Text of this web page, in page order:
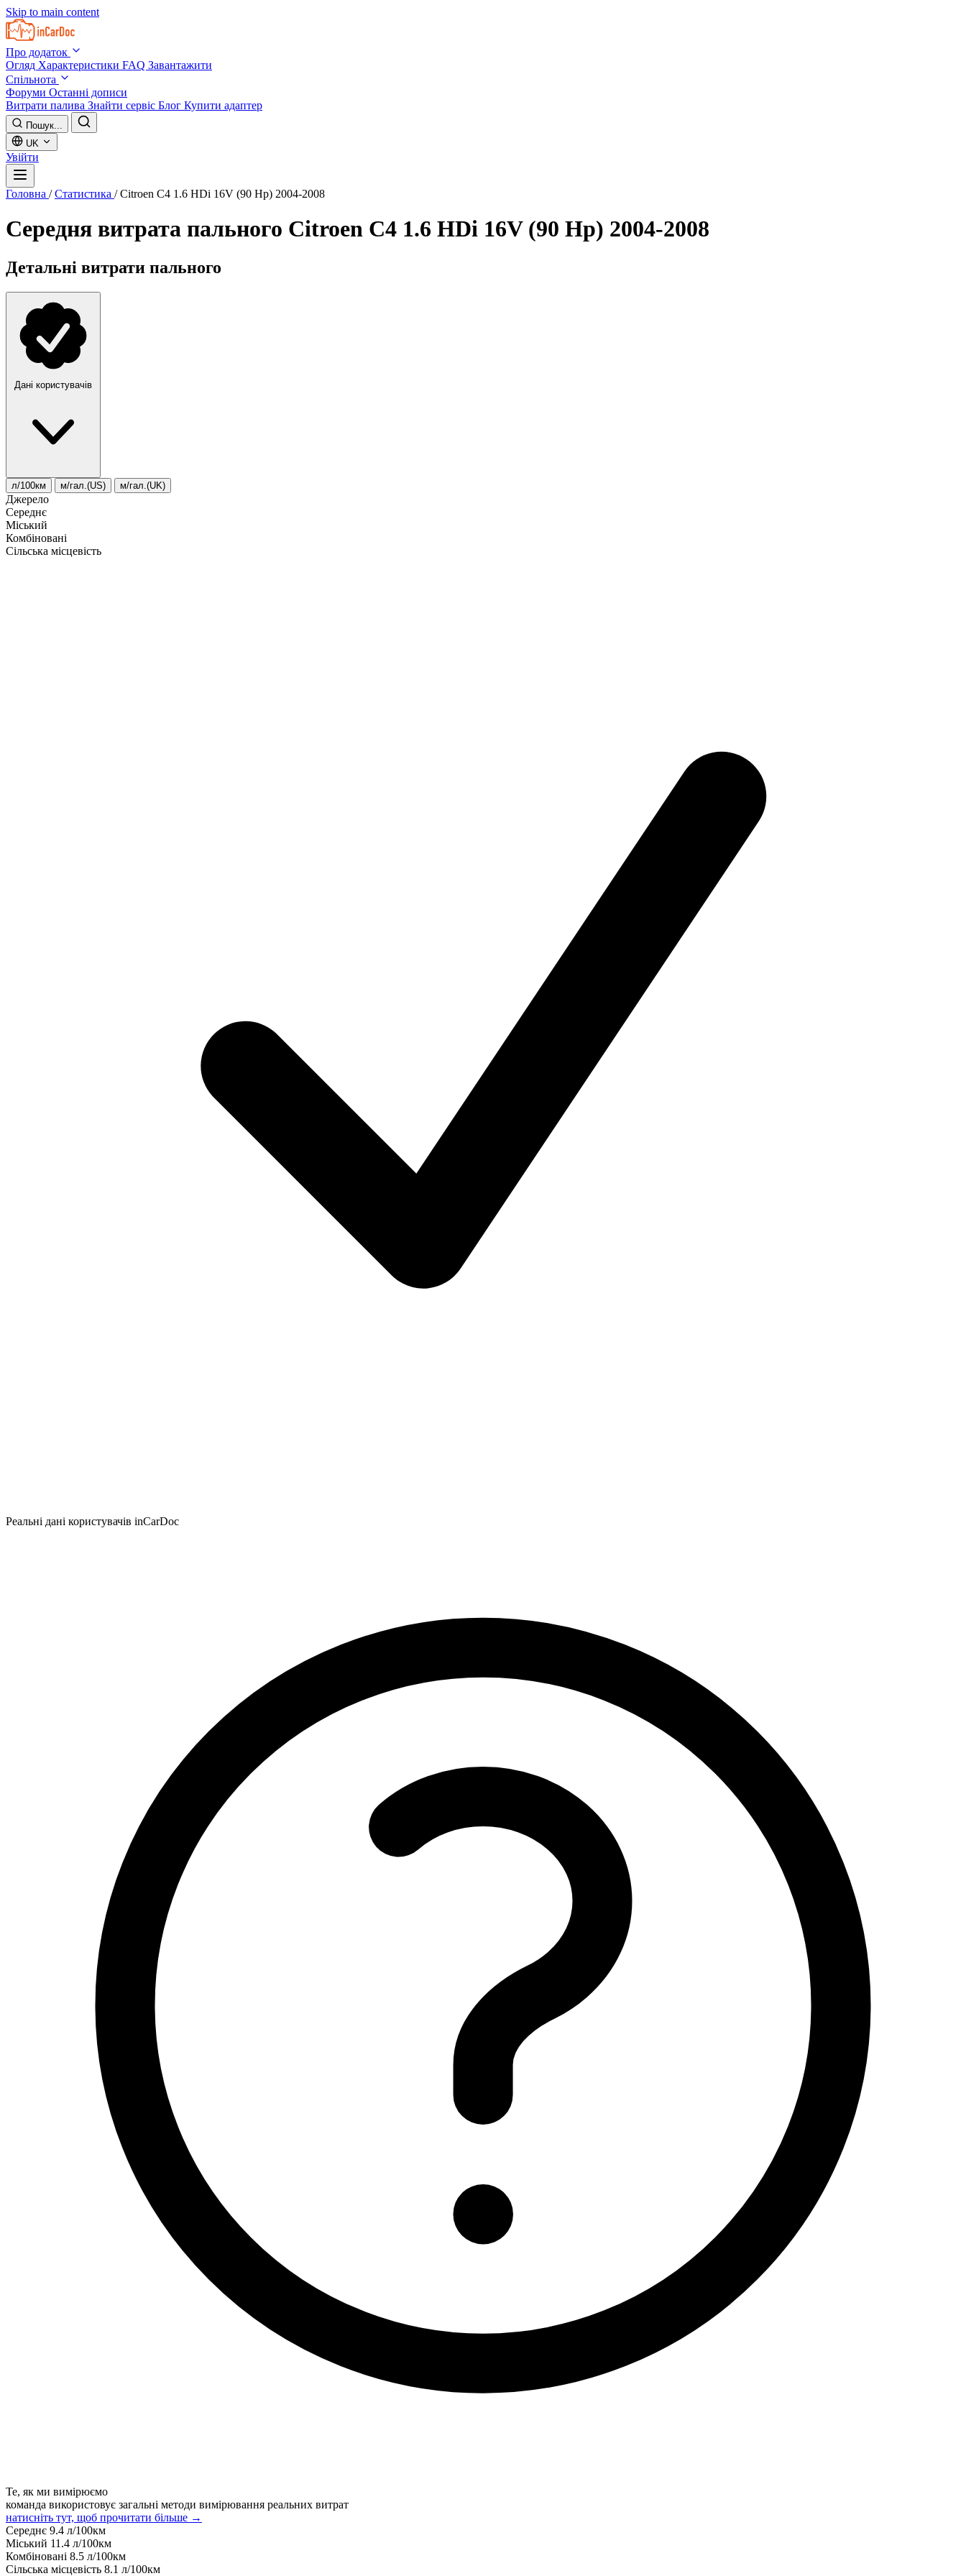
Skip to main content
Про додаток
Огляд Характеристики FAQ Завантажити
Спільнота
Форуми Останні дописи
Витрати палива Знайти сервіс Блог Купити адаптер
Пошук...
UK
Увійти
Головна / Статистика / Citroen C4 1.6 HDi 16V (90 Hp) 2004-2008
Середня витрата пального Citroen C4 1.6 HDi 16V (90 Hp) 2004-2008
Детальні витрати пального
Дані користувачів
л/100км м/гал.(US) м/гал.(UK)
Джерело
Середнє
Міський
Комбіновані
Сільська місцевість
Реальні дані користувачів inCarDoc
Те, як ми вимірюємо
команда використовує загальні методи вимірювання реальних витрат
натисніть тут, щоб прочитати більше →
Середнє 9.4 л/100км
Міський 11.4 л/100км
Комбіновані 8.5 л/100км
Сільська місцевість 8.1 л/100км